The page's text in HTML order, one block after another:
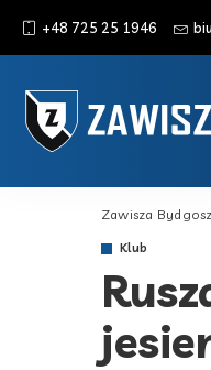
+48 725 25 1946
Zawisza
Klub